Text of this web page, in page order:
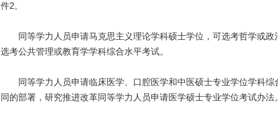
件2。
同等学力人员申请马克思主义理论学科硕士学位，可选考哲学或政
选考公共管理或教育学学科综合水平考试。
同等学力人员申请临床医学、口腔医学和中医硕士专业学位学科综
同的部署，研究推进改革同等学力人员申请医学硕士专业学位考试办法。